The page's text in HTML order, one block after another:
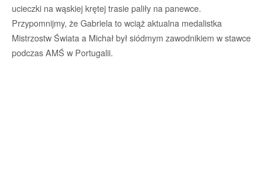
ucieczki na wąskiej krętej trasie paliły na panewce.
Przypomnijmy, że Gabriela to wciąż aktualna medalistka
Mistrzostw Świata a Michał był siódmym zawodnikiem w stawce
podczas AMŚ w Portugalii.